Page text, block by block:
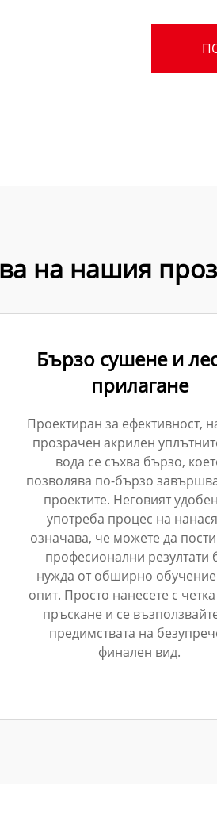
на нашия
Бързо сушене и
прилагане
Проектиран за ефективност,
прозрачен акрилен
вода се съхва бързо,
позволява по-бързо
проектите. Неговият
употреба процес на
означава, че можете да
професионални резултати
нужда от обширно
опит. Просто нанесете с
пръскане и се
предимствата на
финален вид.